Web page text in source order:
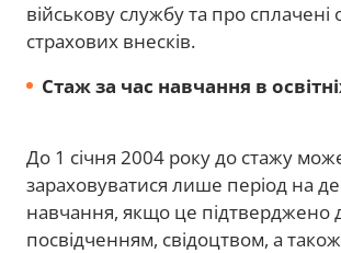
військову службу та про сплачені
страхових внесків.
Стаж за час навчання в
До 1 січня 2004 року до стажу
зараховуватися лише період на
навчання, якщо це підтверджено
посвідченням, свідоцтвом, а